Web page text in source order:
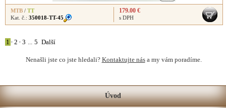
MTB / TT
Kat. č.: 350018-TT-45
179.00 €
s DPH
1 • 2 • 3 ... 5 Další
Nenašli jste co jste hledali? Kontaktujte nása my vám poradíme.
Úvod